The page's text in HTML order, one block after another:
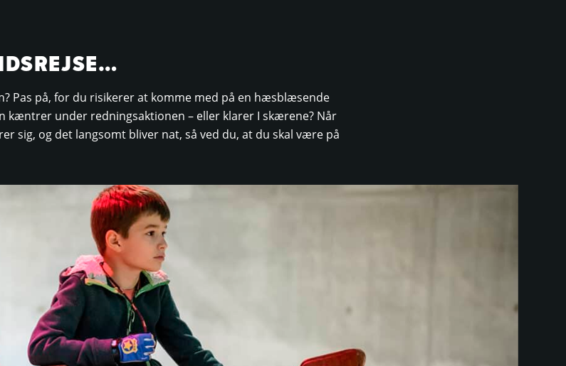
Pas på, for du risikerer at komme med på en hæsblæsende
kæntrer under redningsaktionen – eller klarer I skærene? Når
sig, og det langsomt bliver nat, så ved du, at du skal være på